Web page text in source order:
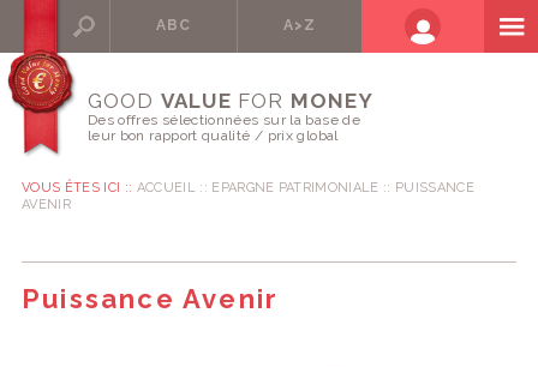
ABC A>Z
GOOD VALUE FOR MONEY
Des offres sélectionnées sur la base de
leur bon rapport qualité / prix global
VOUS ÊTES ICI :: ACCUEIL EPARGNE PATRIMONIALE
PUISSANCE
AVENIR
Puissance Avenir